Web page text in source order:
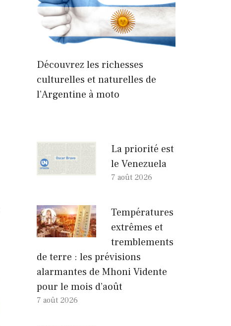
Découvrez les richesses
culturelles et naturelles de
l’Argentine à moto
La priorité est
le Venezuela
7 août 2026
Températures
extrêmes et
tremblements
de terre : les prévisions
alarmantes de Mhoni Vidente
pour le mois d’août
7 août 2026